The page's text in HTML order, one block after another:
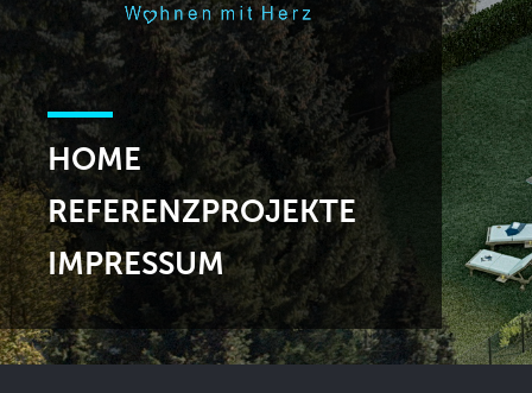
HOME
REFERENZPROJEKTE
IMPRESSUM